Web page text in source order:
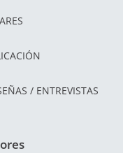
/ ENTREVISTAS